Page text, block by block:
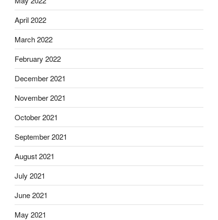
April 2022
March 2022
February 2022
December 2021
November 2021
October 2021
September 2021
August 2021
July 2021
June 2021
May 2021